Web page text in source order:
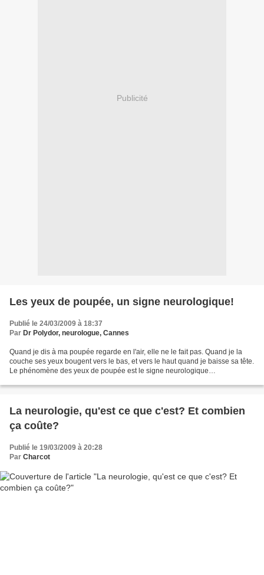
Publicité
Les yeux de poupée, un signe neurologique!
Publié le 24/03/2009 à 18:37
Par Dr Polydor, neurologue, Cannes
Quand je dis à ma poupée regarde en l'air, elle ne le fait pas. Quand je la
couche ses yeux bougent vers le bas, et vers le haut quand je baisse sa tête.
Le phénomène des yeux de poupée est le signe neurologique
La neurologie, qu'est ce que c'est? Et combien
ça coûte?
Publié le 19/03/2009 à 20:28
Par Charcot